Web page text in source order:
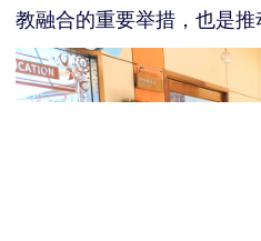
教融合的重要举措，也是推